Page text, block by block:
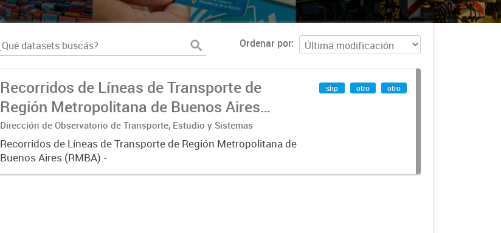
Ordenar por
Recorridos de Líneas de Transporte de
Región Metropolitana de Buenos Aires
(RMBA)
Dirección de Observatorio de Transporte, Estudio y Sistemas
Recorridos de Líneas de Transporte de Región Metropolitana de
Buenos Aires (RMBA).-
shp otro otro